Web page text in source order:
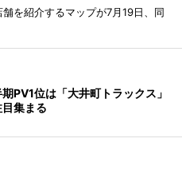
を紹介するマップが7月19日、同
PV1位は「大井町トラックス」
集まる